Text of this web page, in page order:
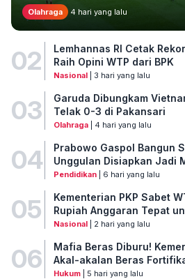
Olahraga 4 hari yang lalu
02
Lemhannas RI Cetak
Raih Opini WTP dari BPK
Nasional| 3 hari yang lalu
03
Garuda Dibungkam
Telak 0-3 di Pakansari
Olahraga| 4 hari yang lalu
04
Prabowo Gaspol Bangun
Unggulan Disiapkan Jadi
Pendidikan| 6 hari yang lalu
05
Kementerian PKP Sabet
Rupiah Anggaran Tepat
Nasional| 2 hari yang lalu
06
Mafia Beras Diburu!
Akal-akalan Beras
Hukum| 5 hari yang lalu